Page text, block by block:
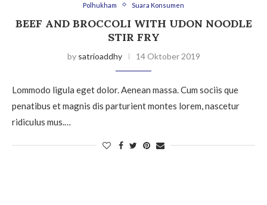
Polhukham Suara Konsumen
BEEF AND BROCCOLI WITH UDON NOODLE
STIR FRY
by satrioaddhy 14 Oktober 2019
Lommodo ligula eget dolor. Aenean massa. Cum sociis que
penatibus et magnis dis parturient montes lorem, nascetur
ridiculus mus.…